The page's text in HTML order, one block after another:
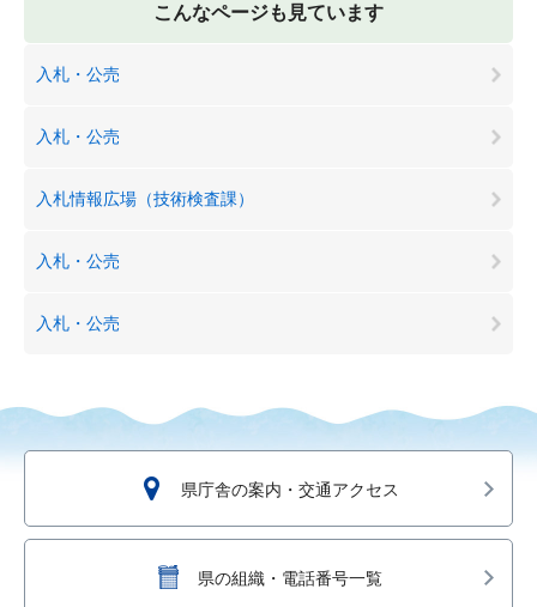
こんなページも見ています
入札・公売
入札・公売
入札情報広場（技術検査課）
入札・公売
入札・公売
県庁舎の案内・交通アクセス
県の組織・電話番号一覧